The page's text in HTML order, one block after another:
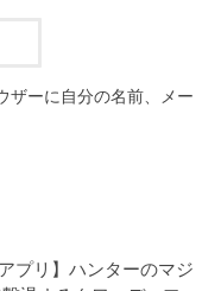
ザーに自分の名前、メー
プリ】ハンターのマジ